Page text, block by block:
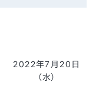
2022年7月20日
（水）